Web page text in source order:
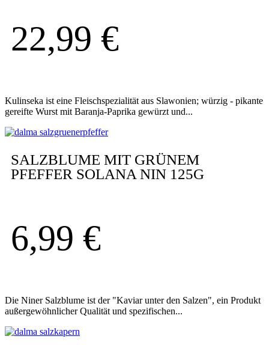
22,99 €
Kulinseka ist eine Fleischspezialität aus Slawonien; würzig - pikante
gereifte Wurst mit Baranja-Paprika gewürzt und...
SALZBLUME MIT GRÜNEM
PFEFFER SOLANA NIN 125G
6,99 €
Die Niner Salzblume ist der "Kaviar unter den Salzen", ein Produkt
außergewöhnlicher Qualität und spezifischen...